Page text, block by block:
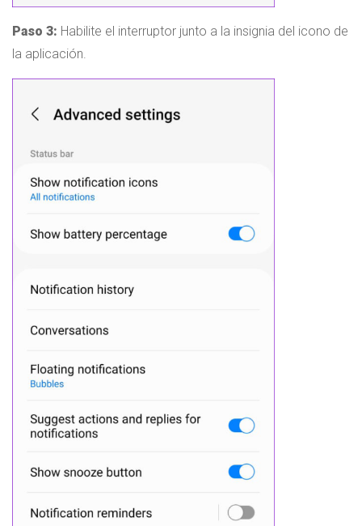
Paso 3: Habilite el interruptor junto a la insignia del icono de
la aplicación.